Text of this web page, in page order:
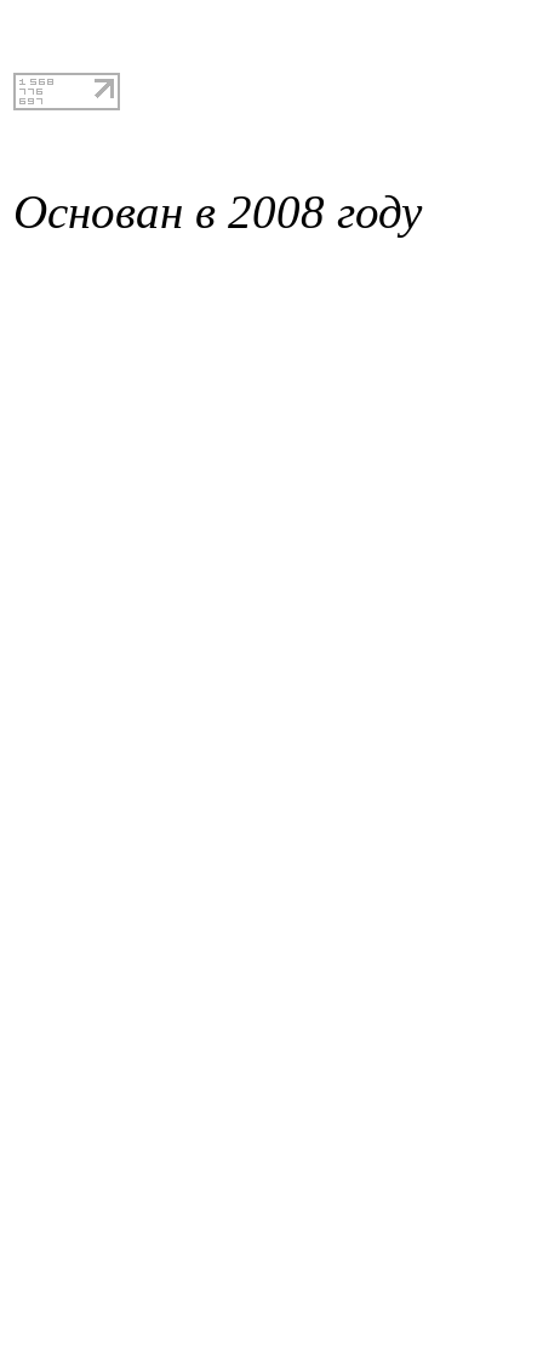
Основан в 2008 году